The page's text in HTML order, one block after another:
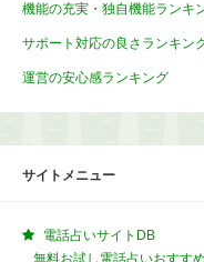
機能の充実・独自機能ランキ
サポート対応の良さランキン
運営の安心感ランキング
サイトメニュー
電話占いサイトDB